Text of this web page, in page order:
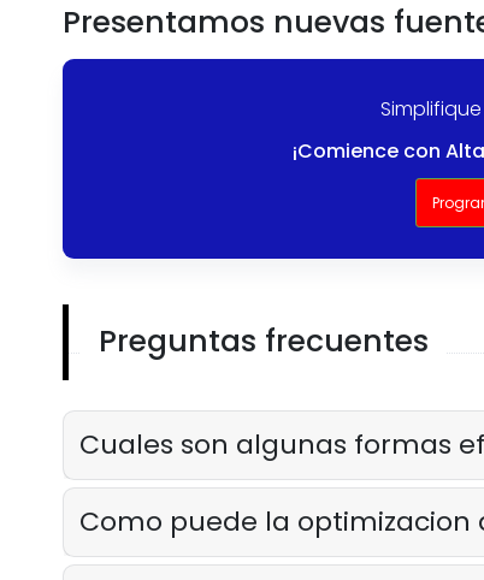
Presentamos nuevas
¡Comience con
Preguntas frecuentes
Cuales son algunas formas
Como puede la